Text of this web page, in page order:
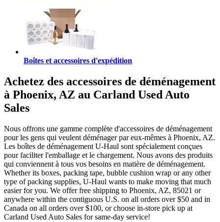
Boîtes et accessoires d'expédition
Achetez des accessoires de déménagement
à Phoenix, AZ au Carland Used Auto
Sales
Nous offrons une gamme complète d'accessoires de déménagement
pour les gens qui veulent déménager par eux-mêmes à Phoenix, AZ.
Les boîtes de déménagement U-Haul sont spécialement conçues
pour faciliter l'emballage et le chargement. Nous avons des produits
qui conviennent à tous vos besoins en matière de déménagement.
Whether its boxes, packing tape, bubble cushion wrap or any other
type of packing supplies, U-Haul wants to make moving that much
easier for you. We offer free shipping to Phoenix, AZ, 85021 or
anywhere within the contiguous U.S. on all orders over $50 and in
Canada on all orders over $100, or choose in-store pick up at
Carland Used Auto Sales for same-day service!